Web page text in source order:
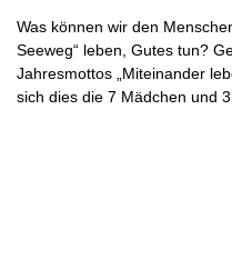
Was können wir den
Seeweg“ leben, Gutes tun?
Jahresmottos „Miteinander
sich dies die 7 Mädchen und